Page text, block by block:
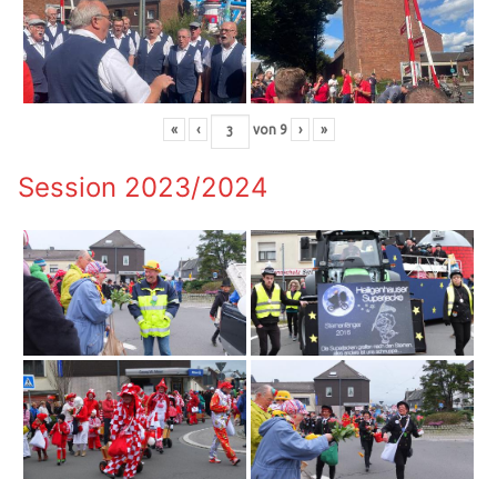
« ‹ von 9 › »
Session 2023/2024